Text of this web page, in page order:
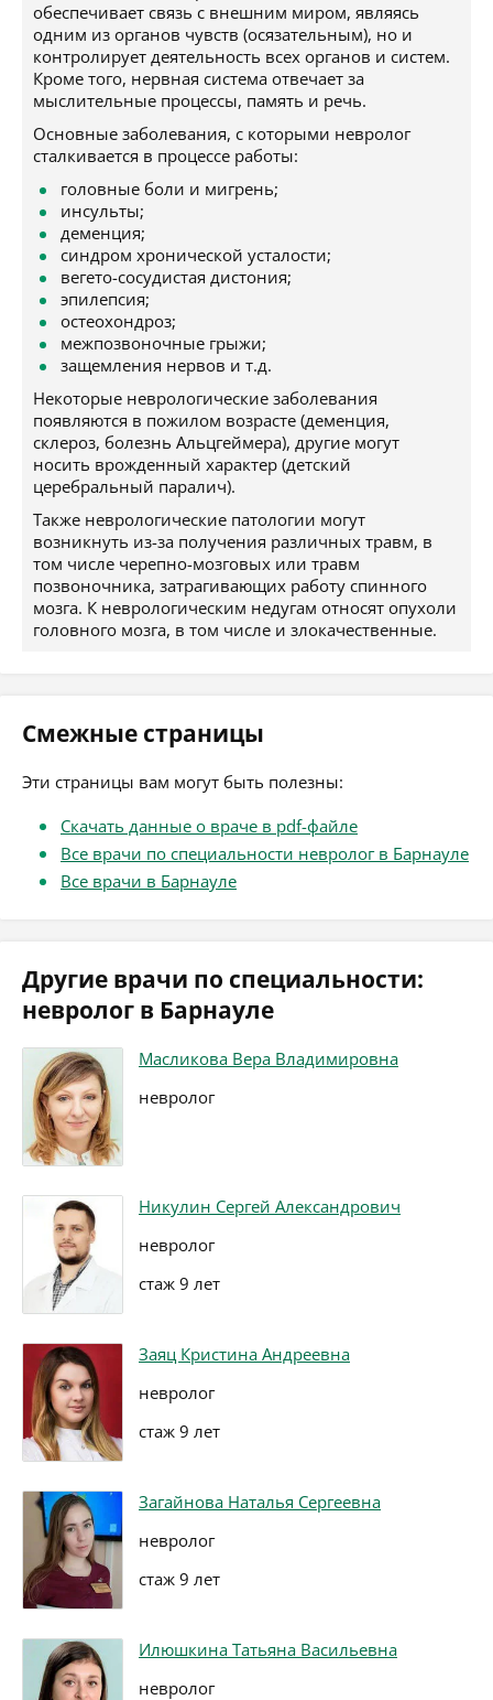
обеспечивает связь с внешним миром, являясь
одним из органов чувств (осязательным), но и
контролирует деятельность всех органов и систем.
Кроме того, нервная система отвечает за
мыслительные процессы, память и речь.
Основные заболевания, с которыми невролог
сталкивается в процессе работы:
головные боли и мигрень;
инсульты;
деменция;
синдром хронической усталости;
вегето-сосудистая дистония;
эпилепсия;
остеохондроз;
межпозвоночные грыжи;
защемления нервов и т.д.
Некоторые неврологические заболевания
появляются в пожилом возрасте (деменция,
склероз, болезнь Альцгеймера), другие могут
носить врожденный характер (детский
церебральный паралич).
Также неврологические патологии могут
возникнуть из-за получения различных травм, в
том числе черепно-мозговых или травм
позвоночника, затрагивающих работу спинного
мозга. К неврологическим недугам относят опухоли
головного мозга, в том числе и злокачественные.
Смежные страницы
Эти страницы вам могут быть полезны:
Скачать данные о враче в pdf-файле
Все врачи по специальности невролог в Барнауле
Все врачи в Барнауле
Другие врачи по специальности:
невролог в Барнауле
Масликова Вера Владимировна
невролог
Никулин Сергей Александрович
невролог
стаж 9 лет
Заяц Кристина Андреевна
невролог
стаж 9 лет
Загайнова Наталья Сергеевна
невролог
стаж 9 лет
Илюшкина Татьяна Васильевна
невролог